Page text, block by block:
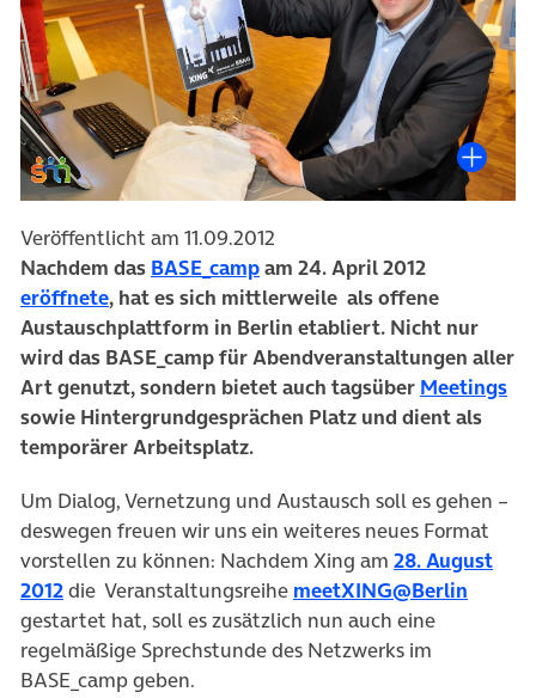
Veröffentlicht am 11.09.2012
Nachdem das BASE_campam 24. April 2012
eröffnete, hat es sich mittlerweile als offene
Austauschplattform in Berlin etabliert. Nicht nur
wird das BASE_camp fürAbendveranstaltungen aller
Art genutzt, sondern bietet auch tagsüber Meetings
sowie Hintergrundgesprächen Platz und dient als
temporärer Arbeitsplatz.
Um Dialog, Vernetzung und Austausch soll es gehen –
deswegen freuen wir uns ein weiteres neues Format
vorstellen zu können: Nachdem Xing am 28. August
2012die Veranstaltungsreihe meetXING@Berlin
gestartet hat, soll es zusätzlich nun auch eine
regelmäßige Sprechstunde des Netzwerks im
BASE_camp geben.